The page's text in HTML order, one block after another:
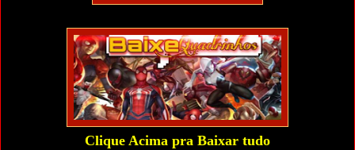
Clique Acima pra Baixar tudo